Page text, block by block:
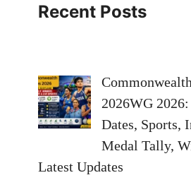
Recent Posts
2026WG
Dates, Sports,
Medal Tally,
Latest Updates